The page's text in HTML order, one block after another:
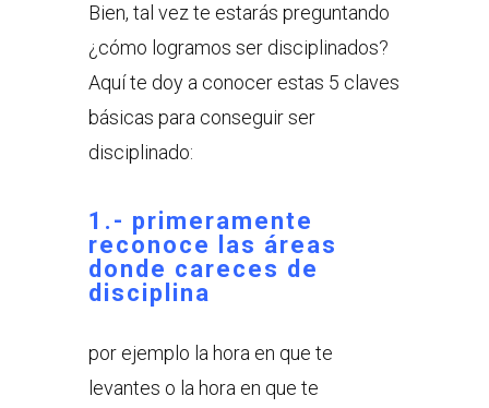
Bien, tal vez te estarás preguntando
¿cómo logramos ser disciplinados?
Aquí te doy a conocer estas 5 claves
básicas para conseguir ser
disciplinado:
1.- primeramente
reconoce las áreas
donde careces de
disciplina
por ejemplo la hora en que te
levantes o la hora en que te